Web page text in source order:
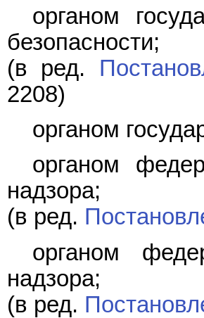
органом
безопасности;
(в ред.
2208)
органом
органом
надзора;
(в ред.
органом
надзора;
(в ред.